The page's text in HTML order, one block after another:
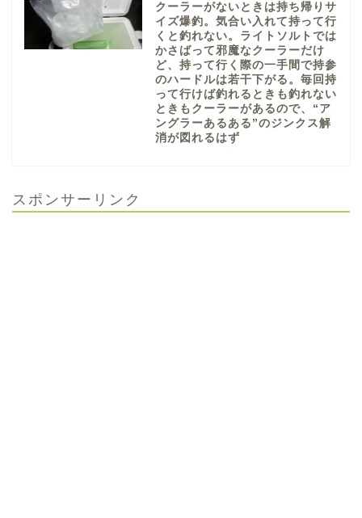
クーラーがないときは持ち帰りサ
イズ爆釣。気合い入れて持って行
くと釣れない。ライトソルトでは
かさばって邪魔なクーラーだけ
ど、持って行く際の一手間で持参
のハードルは若干下がる。毎回持
って行けば釣れるときも釣れない
ときもクーラーがあるので、“ア
ングラーあるある”のジンクス解
消が図れるはず
スポンサーリンク